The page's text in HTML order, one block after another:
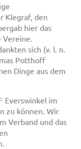
Klegraf, den
hier das
sich (v. l. n.
Potthoff
Dinge aus dem
Everswinkel im
zu können. Wir
Verband und das